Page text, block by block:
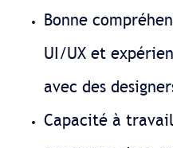
Bonne
UI/UX et
avec des
Capacité à